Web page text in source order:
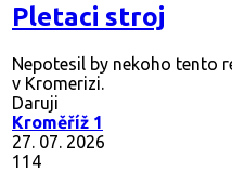
Pletaci stroj
Nepotesil by nekoho tento
v Kromerizi.
Daruji
Kroměříž 1
27. 07. 2026
114